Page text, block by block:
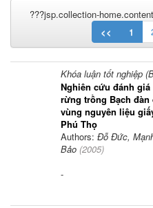
???jsp.collection-
<<
1
Khóa luận tốt nghiệp
Nghiên cứu đánh
rừng trồng Bạch đàn
vùng nguyên liệu
Phú Thọ
Authors: Đỗ Đức,
Bảo (2005)
-